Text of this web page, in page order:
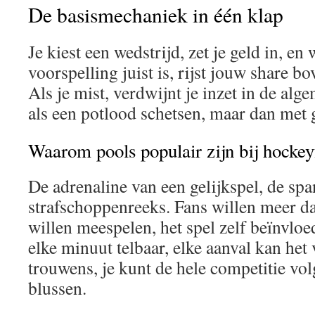
De basismechaniek in één klap
Je kiest een wedstrijd, zet je geld in, en
voorspelling juist is, rijst jouw share
Als je mist, verdwijnt je inzet in de
als een potlood schetsen, maar dan met
Waarom pools populair zijn bij
De adrenaline van een gelijkspel, de
strafschoppenreeks. Fans willen meer
willen meespelen, het spel zelf
elke minuut telbaar, elke aanval kan
trouwens, je kunt de hele competitie
blussen.